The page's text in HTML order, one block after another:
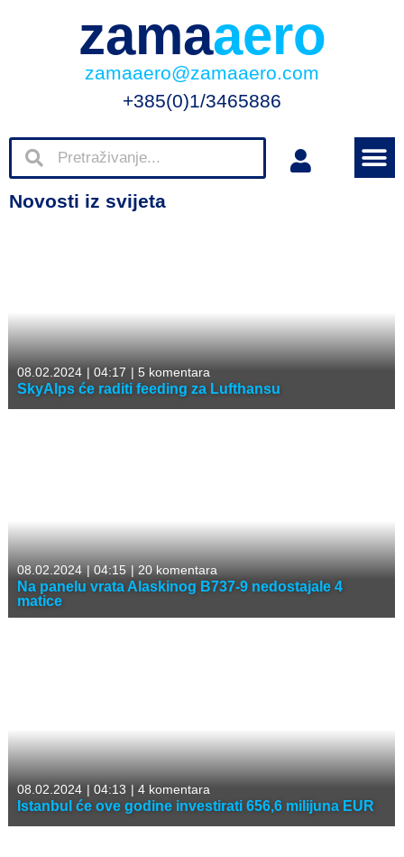
zamaaero
zamaaero@zamaaero.com
+385(0)1/3465886
Novosti iz svijeta
08.02.2024 | 04:17 | 5 komentara
SkyAlps će raditi feeding za Lufthansu
08.02.2024 |04:15 |20 komentara
Na panelu vrata Alaskinog B737-9 nedostajale 4
matice
08.02.2024 | 04:13 | 4 komentara
Istanbul će ove godine investirati 656,6 milijuna EUR